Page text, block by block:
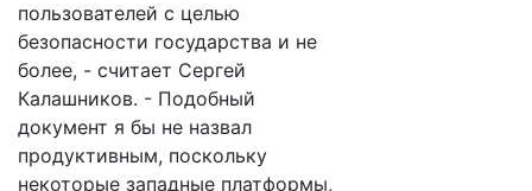
пользователей с целью
безопасности государства и не
более, - считает Сергей
Калашников. - Подобный
документ я бы не назвал
продуктивным, поскольку
некоторые западные платформы,